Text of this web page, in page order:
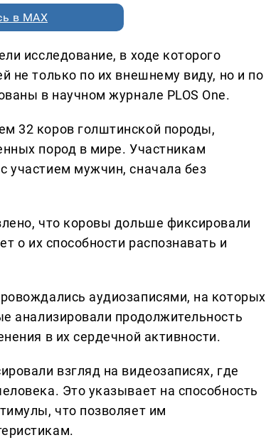
в MAX
исследование, в ходе которого
не только по их внешнему виду, но и по
в научном журнале PLOS One.
32 коров голштинской породы,
пород в мире. Участникам
участием мужчин, сначала без
что коровы дольше фиксировали
о их способности распознавать и
аудиозаписями, на которых
анализировали продолжительность
в их сердечной активности.
взгляд на видеозаписях, где
Это указывает на способность
что позволяет им